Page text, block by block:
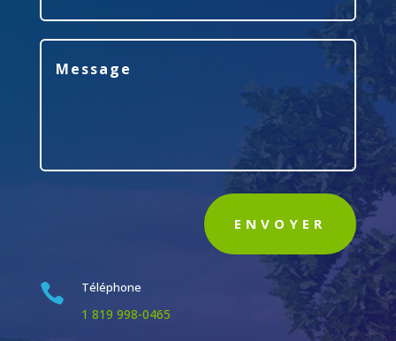
ENVOYER
 Téléphone
1 819 998-0465